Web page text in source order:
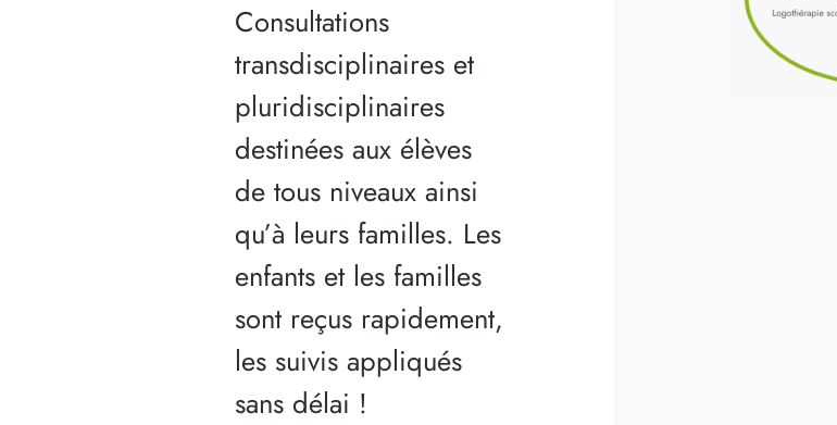
Consultations
transdisciplinaires et
pluridisciplinaires
destinées aux élèves
de tous niveaux ainsi
qu’à leurs familles. Les
enfants et les familles
sont reçus rapidement,
les suivis appliqués
sans délai !